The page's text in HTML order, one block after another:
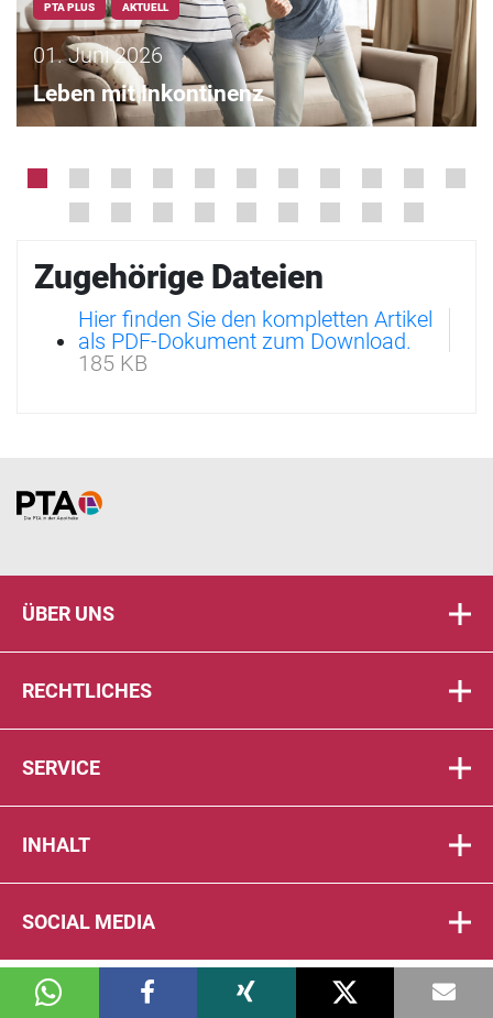
PTA PLUS AKTUELL
01. Juni 2026
Leben mit Inkontinenz
Zugehörige Dateien
Hier finden Sie den kompletten Artikel
als PDF-Dokument zum Download.
185 KB
Home
ÜBER UNS
RECHTLICHES
SERVICE
INHALT
SOCIAL MEDIA
© 2026 DIE PTA IN DER APOTHEKE